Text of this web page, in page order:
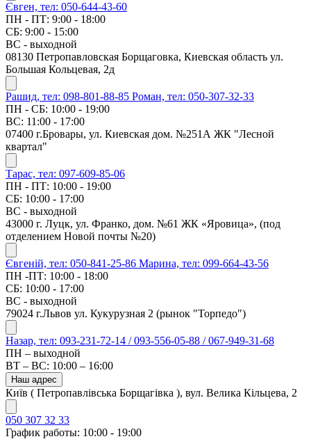
Євген, тел: 050-644-43-60
ПН - ПТ: 9:00 - 18:00
СБ: 9:00 - 15:00
ВС - выходной
08130 Петропавловская Борщаговка, Киевская область ул.
Большая Кольцевая, 2д
Рашид, тел: 098-801-88-85 Роман, тел: 050-307-32-33
ПН - СБ: 10:00 - 19:00
ВС: 11:00 - 17:00
07400 г.Бровары, ул. Киевская дом. №251А ЖК "Лесной
квартал"
Тарас, тел: 097-609-85-06
ПН - ПТ: 10:00 - 19:00
СБ: 10:00 - 17:00
ВС - выходной
43000 г. Луцк, ул. Франко, дом. №61 ЖК «Яровица», (под
отделением Новой почты №20)
Євгеній, тел: 050-841-25-86 Марина, тел: 099-664-43-56
ПН -ПТ: 10:00 - 18:00
СБ: 10:00 - 17:00
ВС - выходной
79024 г.Львов ул. Кукурузная 2 (рынок "Торпедо")
Назар, тел: 093-231-72-14 / 093-556-05-88 / 067-949-31-68
ПН – выходной
ВТ – ВС: 10:00 – 16:00
Наш адрес
Київ ( Петропавлівська Борщагівка ), вул. Велика Кільцева, 2
050 307 32 33
График работы: 10:00 - 19:00